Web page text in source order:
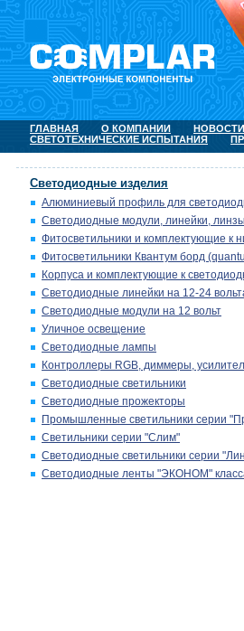
ГЛАВНАЯ О КОМПАНИИ НОВОСТИ
СВЕТОТЕХНИЧЕСКИЕ ИСПЫТАНИЯ
Светодиодные изделия
Алюминиевый профиль для
Светодиодные модули, линейки,
Фитосветильники и комплектующие к
Фитосветильники Квантум борд
Корпуса и комплектующие к
Светодиодные линейки на 12-24
Светодиодные модули на 12 вольт
Уличное освещение
Светодиодные лампы
Контроллеры RGB, диммеры,
Светодиодные светильники
Светодиодные прожекторы
Промышленные светильники серии
Светильники серии "Слим"
Светодиодные светильники серии
Светодиодные ленты "ЭКОНОМ"